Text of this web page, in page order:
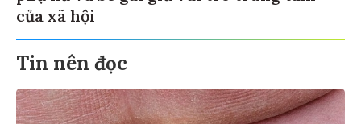
của xã hội
Tin nên đọc